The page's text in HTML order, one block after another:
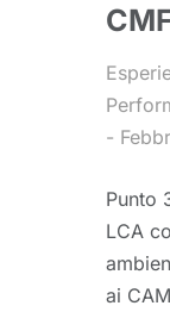
Punto
LCA
ai